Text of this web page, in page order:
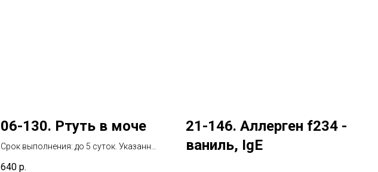
06-130. Ртуть в моче
Срок выполнения: до 5 суток. Указанный
640 р.
21-146. Аллерген f234 -
ваниль, IgE